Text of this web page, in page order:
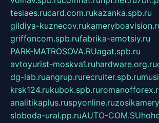
tesiaes.rucard.com.rukazanka.spb.ru
gildiya-kuznecov.ru
griffoncom.spb.rufabrika-emotsiy.ru
PARK-MATROSOVA.RUagat.spb.ru
avtoyurist-moskva1.ruhardware.org.ru
dg-lab.ruangrup.rurecruiter.spb.ru
krsk124.rukubok.spb.ru
analitikaplus.ruspyonline.ru
sloboda-ural.pp.ruAUTO-COM.SU